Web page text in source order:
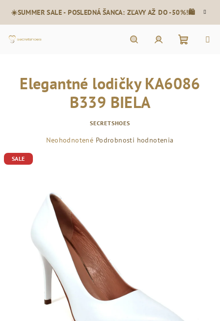
obsah
☀️SUMMER SALE - POSLEDNÁ ŠANCA: ZĽAVY AŽ DO -50%!🛍️
košík
Elegantné lodičky KA6086
B339 BIELA
SECRETSHOES
Priemerné
5
hviezdičiek.
Neohodnotené Podrobnosti hodnotenia
SALE